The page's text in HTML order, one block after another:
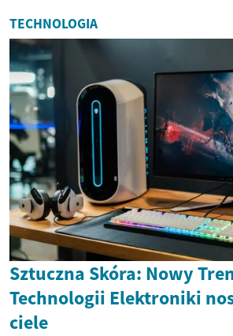
TECHNOLOGIA
Sztuczna Skóra: Nowy
Technologii Elektroniki
ciele